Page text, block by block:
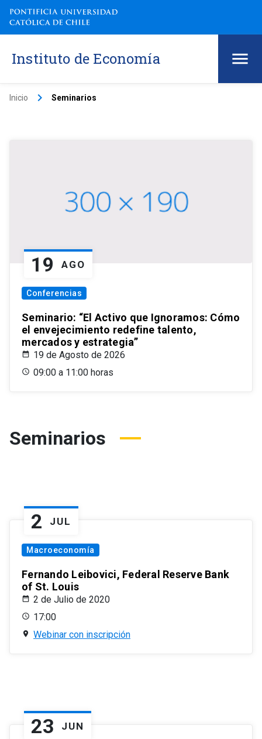
Instituto de Economía
Inicio keyboard_arrow_right Seminarios
19 AGO
Conferencias
Seminario: “El Activo que Ignoramos: Cómo
el envejecimiento redefine talento,
mercados y estrategia”
19 de Agosto de 2026
09:00 a 11:00 horas
Seminarios
2 JUL
Macroeconomía
Fernando Leibovici, Federal Reserve Bank
of St. Louis
2 de Julio de 2020
17:00
Webinar con inscripción
23 JUN